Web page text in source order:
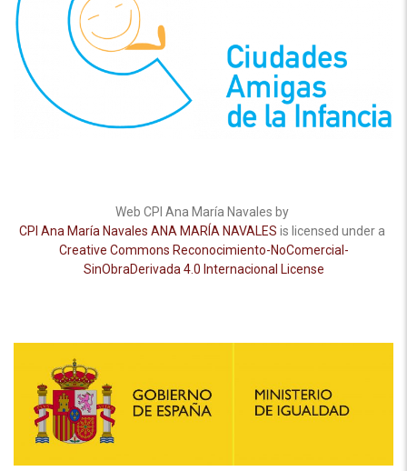
Web CPI Ana María Navales by
CPI Ana María Navales ANA MARÍA NAVALES is licensed under a
Creative Commons Reconocimiento-NoComercial-
SinObraDerivada 4.0 Internacional License